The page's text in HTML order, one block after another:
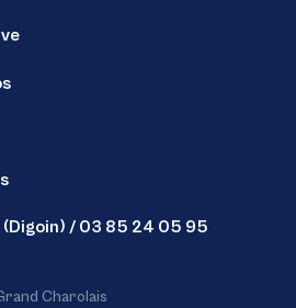
/ 03 85 24 05 95
Charolais